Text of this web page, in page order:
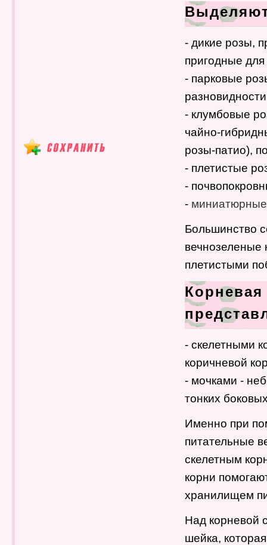
- дикие розы,
пригодные
- парковые
- клумбовые
чайно-
розы-патио),
- плетистые
-
-
Большинство
вечнозеленые
плетистыми
Корневая
- скелетными
коричневой
- мочками -
тонких
Именно при
питательные
скелетным
корни
хранилищем
Над корневой
шейка,